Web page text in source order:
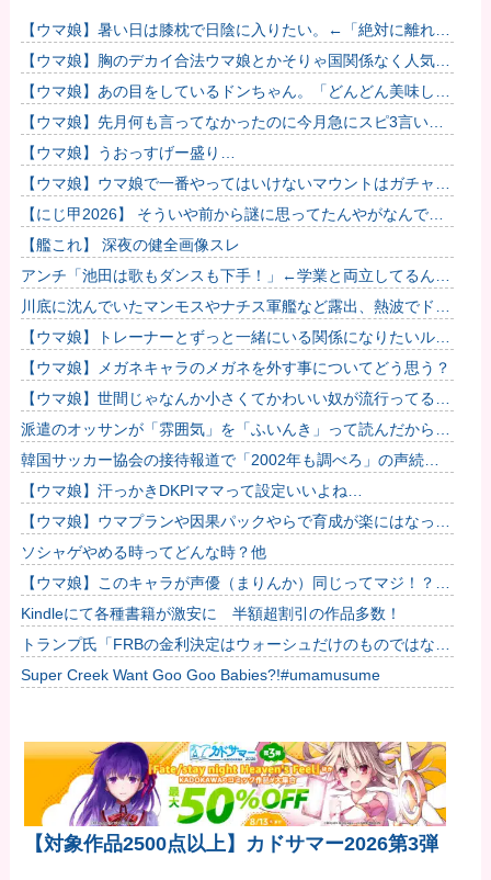
【ウマ娘】暑い日は膝枕で日陰に入りたい。←「絶対に離れた
くない場所だな」
【ウマ娘】胸のデカイ合法ウマ娘とかそりゃ国関係なく人気出
るわな
【ウマ娘】あの目をしているドンちゃん。「どんどん美味しく
実る…♡」
【ウマ娘】先月何も言ってなかったのに今月急にスピ3言い出
したのが怪しいよな。
【ウマ娘】うおっすげー盛り…
【ウマ娘】ウマ娘で一番やってはいけないマウントはガチャで
も育成でもグッズでもなく、これ。
【にじ甲2026】 そういや前から謎に思ってたんやがなんでマ
ドロックなんてアナウンス入ってたんや？
【艦これ】 深夜の健全画像スレ
アンチ「池田は歌もダンスも下手！」←学業と両立してるんだ
からレッスンに参加出来なくて当たり前だろ？？？
川底に沈んでいたマンモスやナチス軍艦など露出、熱波でドナ
ウ川が歴史的渇水！
【ウマ娘】トレーナーとずっと一緒にいる関係になりたいルラ
ちって可愛くない？
【ウマ娘】メガネキャラのメガネを外す事についてどう思う？
【ウマ娘】世間じゃなんか小さくてかわいい奴が流行ってるら
しいな？
派遣のオッサンが「雰囲気」を「ふいんき」って読んだから蹴
り飛ばしたわ...仕事舐めんな
韓国サッカー協会の接待報道で「2002年も調べろ」の声続出
ｗｗｗ
【ウマ娘】汗っかきDKPIママって設定いいよね…
【ウマ娘】ウマプランや因果パックやらで育成が楽にはなった
けどハードルも高くなってるんだ。
ソシャゲやめる時ってどんな時？他
【ウマ娘】このキャラが声優（まりんか）同じってマジ！？
←「スズカさんみたいな演技の方がレアだと聞いて驚いたよ」
他
Kindleにて各種書籍が激安に 半額超割引の作品多数！
トランプ氏「FRBの金利決定はウォーシュだけのものではな
い」
Super Creek Want Goo Goo Babies?!#umamusume
【対象作品2500点以上】カドサマー2026第3弾